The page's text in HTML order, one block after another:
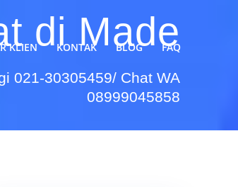
KLIEN KONTAK BLOG FAQ
di Made
021-30305459/ Chat WA
08999045858